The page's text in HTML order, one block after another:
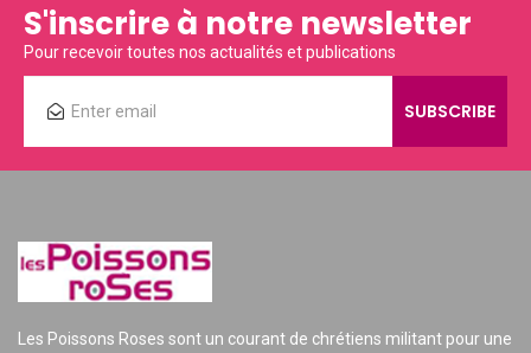
S'inscrire à notre newsletter
Pour recevoir toutes nos actualités et publications
Les Poissons Roses sont un courant de chrétiens militant pour une